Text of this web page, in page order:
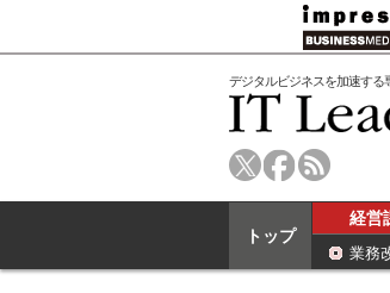
デジタルビジネスを加速する
トップ
経営
業務